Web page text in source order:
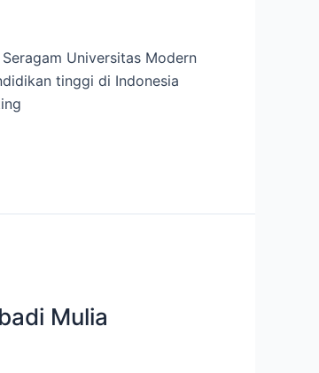
Universitas Modern
tinggi di Indonesia
Mulia